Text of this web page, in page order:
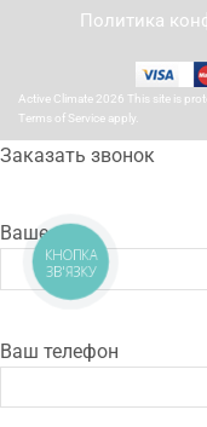
Политика
Active Climate 2026 This site is
Terms of Service apply.
Заказать звонок
Ваше имя
Ваш телефон
КНОПКА
ЗВ'ЯЗКУ